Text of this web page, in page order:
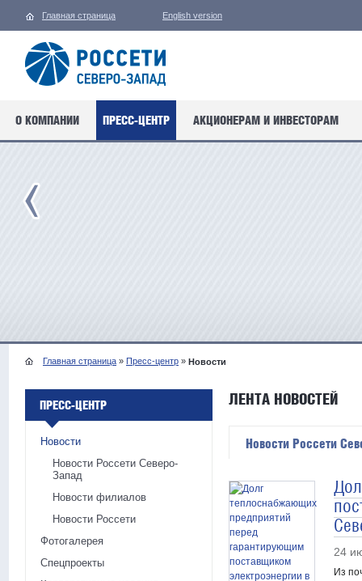
Главная страница English version
О КОМПАНИИ ПРЕСС-ЦЕНТР АКЦИОНЕРАМ И ИНВЕСТОРАМ
Главная страница » Пресс-центр » Новости
ПРЕСС-ЦЕНТР
Новости
Новости Россети Северо-
Запад
Новости филиалов
Новости Россети
Фотогалерея
Спецпроекты
ЛЕНТА НОВОСТЕЙ
Новости Россети
24
Из